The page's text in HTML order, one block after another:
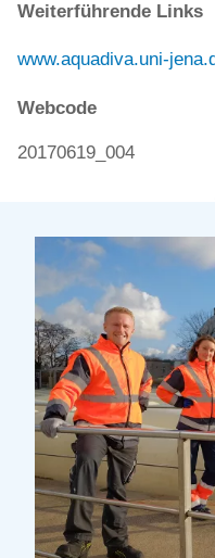
Weiterführende Links
www.aquadiva.uni-
Webcode
20170619_004